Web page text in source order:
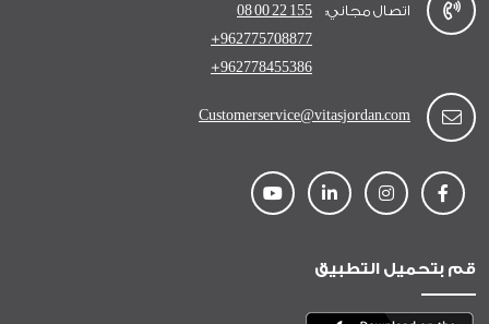
اتصال مجاني:
08 00 22 155
+962775708877
+962778455386
Customerservice@vitasjordan.com
قم بتحميل التطبيق